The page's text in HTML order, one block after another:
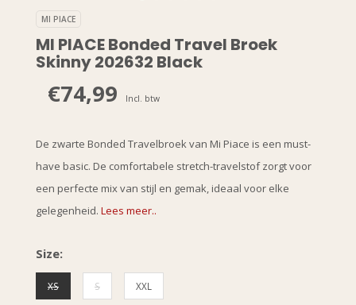
MI PIACE
MI PIACE Bonded Travel Broek
Skinny 202632 Black
€74,99 Incl. btw
De zwarte Bonded Travelbroek van Mi Piace is een must-
have basic. De comfortabele stretch-travelstof zorgt voor
een perfecte mix van stijl en gemak, ideaal voor elke
gelegenheid. Lees meer..
Size:
XS S XXL